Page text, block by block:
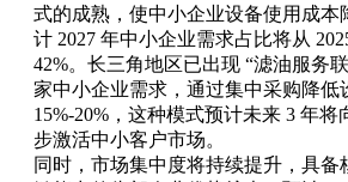
式的成熟，使中小企业设备使用成本
计 2027 年中小企业需求占比将从
42%。长三角地区已出现 “滤油服务
家中小企业需求，通过集中采购降低
15%-20%，这种模式预计未来 3 年将
步激活中小客户市场。
同时，市场集中度将持续提升，具备